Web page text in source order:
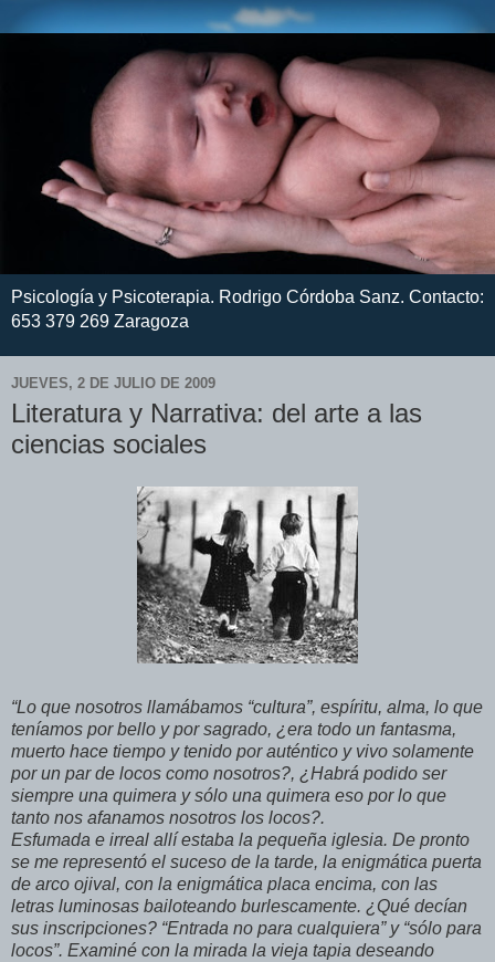
Psicología y Psicoterapia. Rodrigo Córdoba Sanz. Contacto:
653 379 269 Zaragoza
JUEVES, 2 DE JULIO DE 2009
Literatura y Narrativa: del arte a las
ciencias sociales
“Lo que nosotros llamábamos “cultura”, espíritu, alma, lo que
teníamos por bello y por sagrado, ¿era todo un fantasma,
muerto hace tiempo y tenido por auténtico y vivo solamente
por un par de locos como nosotros?, ¿Habrá podido ser
siempre una quimera y sólo una quimera eso por lo que
tanto nos afanamos nosotros los locos?.
Esfumada e irreal allí estaba la pequeña iglesia. De pronto
se me representó el suceso de la tarde, la enigmática puerta
de arco ojival, con la enigmática placa encima, con las
letras luminosas bailoteando burlescamente. ¿Qué decían
sus inscripciones? “Entrada no para cualquiera” y “sólo para
locos”. Examiné con la mirada la vieja tapia deseando